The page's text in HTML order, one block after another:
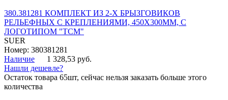
380.381281 КОМПЛЕКТ ИЗ 2-Х БРЫЗГОВИКОВ
РЕЛЬЕФНЫХ С КРЕПЛЕНИЯМИ, 450Х300ММ, С
ЛОГОТИПОМ "ТСМ"
SUER
Номер: 380381281
Наличие
1 328,53 руб.
Нашли дешевле?
Остаток товара 65шт, сейчас нельзя заказать больше этого
количества